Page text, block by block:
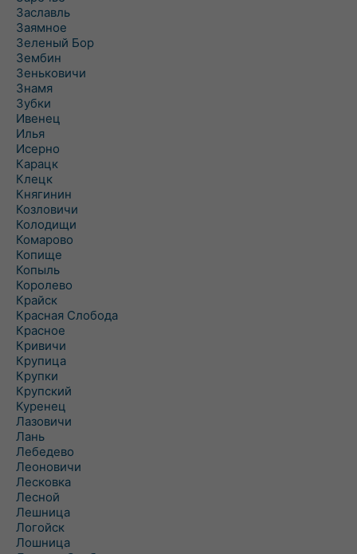
Заславль
Заямное
Зеленый Бор
Зембин
Зеньковичи
Знамя
Зубки
Ивенец
Илья
Исерно
Карацк
Клецк
Княгинин
Козловичи
Колодищи
Комарово
Копище
Копыль
Королево
Крайск
Красная Слобода
Красное
Кривичи
Крупица
Крупки
Крупский
Куренец
Лазовичи
Лань
Лебедево
Леоновичи
Лесковка
Лесной
Лешница
Логойск
Лошница